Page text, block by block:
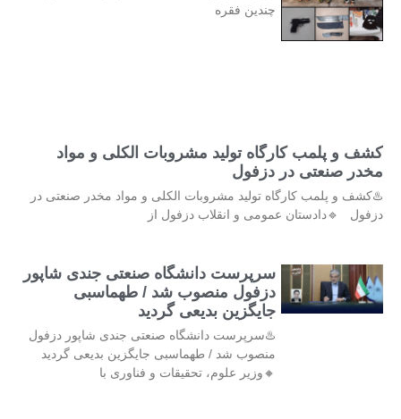
چندین فقره
کشف و پلمب کارگاه تولید مشروبات الکلی و مواد
مخدر صنعتی در دزفول
♨️کشف و پلمب کارگاه تولید مشروبات الکلی و مواد مخدر صنعتی در
دزفول 🔹دادستان عمومی و انقلاب دزفول از
سرپرست دانشگاه صنعتی جندی شاپور
دزفول منصوب شد / طهماسبی
جایگزین بدیعی گردید
♨️سرپرست دانشگاه صنعتی جندی شاپور دزفول
منصوب شد / طهماسبی جایگزین بدیعی گردید
🔸وزیر علوم، تحقیقات و فناوری با